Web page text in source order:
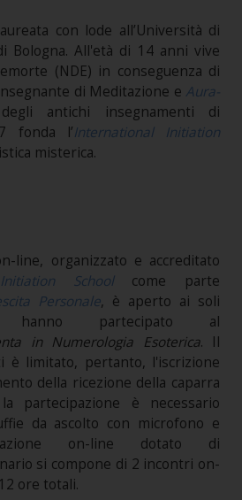
con lode all’Università di
Bologna. All'età di 14 anni vive
(NDE) in conseguenza di
di Meditazione e Aura-
antichi insegnamenti di
fonda l’International Initiation
misterica.
line, organizzato e accreditato
Schoolcome parte
Personale, è aperto ai soli
hanno partecipato al
in Numerologia Esoterica. Il
è limitato, pertanto, l'iscrizione
della ricezione della caparra
partecipazione è necessario
da ascolto con microfono e
on-line dotato di
si compone di 2 incontri on-
ore totali.